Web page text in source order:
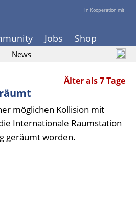
In Kooperation mit
Jobs Shop
News
Älter als 7 Tage
möglichen Kollision mit
Internationale Raumstation
geräumt worden.